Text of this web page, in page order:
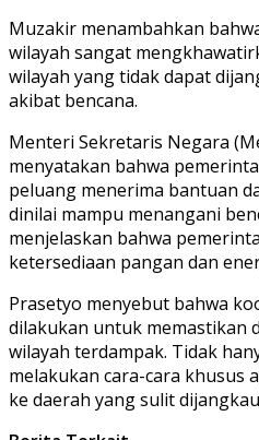
Muzakir menambahkan
wilayah sangat
wilayah yang tidak dapat
akibat bencana.
Menteri Sekretaris Negara
menyatakan bahwa
peluang menerima bantuan
dinilai mampu menangani
menjelaskan bahwa
ketersediaan pangan dan
Prasetyo menyebut bahwa
dilakukan untuk memastikan
wilayah terdampak. Tidak
melakukan cara-cara khusus
ke daerah yang sulit